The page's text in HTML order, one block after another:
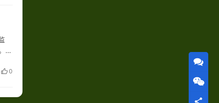
新
0